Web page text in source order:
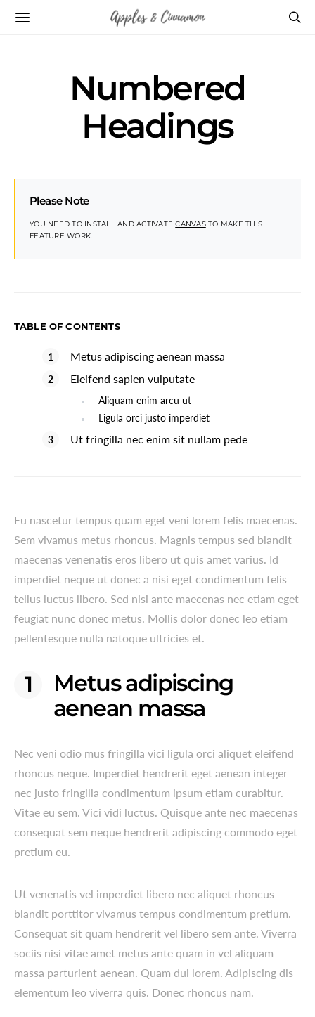
Numbered
Headings
Please Note
YOU NEED TO INSTALL AND ACTIVATECANVASTO MAKE THIS
FEATURE WORK.
TABLE OF CONTENTS
Metus adipiscing aenean massa
Eleifend sapien vulputate
Aliquam enim arcu ut
Ligula orci justo imperdiet
Ut fringilla nec enim sit nullam pede
Eu nascetur tempus quam eget veni lorem felis maecenas.
Sem vivamus metus rhoncus. Magnis tempus sed blandit
maecenas venenatis eros libero ut quis amet varius. Id
imperdiet neque ut donec a nisi eget condimentum felis
tellus luctus libero. Sed nisi ante maecenas nec etiam eget
feugiat nunc donec metus. Mollis dolor donec leo etiam
pellentesque nulla natoque ultricies et.
Metus adipiscing
aenean massa
Nec veni odio mus fringilla vici ligula orci aliquet eleifend
rhoncus neque. Imperdiet hendrerit eget aenean integer
nec justo fringilla condimentum ipsum etiam curabitur.
Vitae eu sem. Vici vidi luctus. Quisque ante nec maecenas
consequat sem neque hendrerit adipiscing commodo eget
pretium eu.
Ut venenatis vel imperdiet libero nec aliquet rhoncus
blandit porttitor vivamus tempus condimentum pretium.
Consequat sit quam hendrerit vel libero sem ante. Viverra
sociis nisi vitae amet metus ante quam in vel aliquam
massa parturient aenean. Quam dui lorem. Adipiscing dis
elementum leo viverra quis. Donec rhoncus nam.